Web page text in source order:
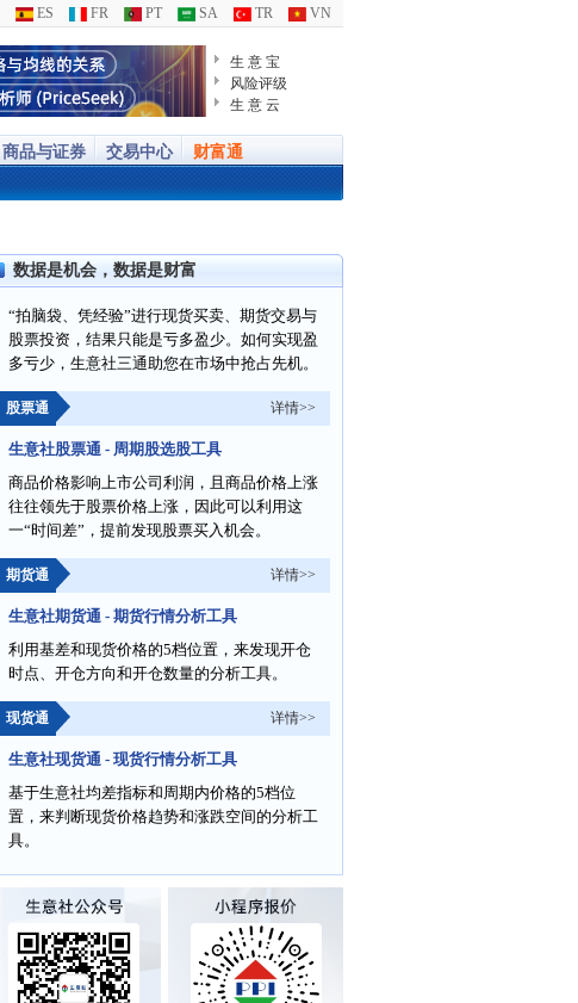
ES FR PT SA TR VN
生 意 宝
风险评级
生 意 云
商品与证券 交易中心 财富通
数据是机会，数据是财富
“拍脑袋、凭经验”进行现货买卖、期货交易与
股票投资，结果只能是亏多盈少。如何实现盈
多亏少，生意社三通助您在市场中抢占先机。
股票通 详情>>
生意社股票通 - 周期股选股工具
商品价格影响上市公司利润，且商品价格上涨
往往领先于股票价格上涨，因此可以利用这
一“时间差”，提前发现股票买入机会。
期货通 详情>>
生意社期货通 - 期货行情分析工具
利用基差和现货价格的5档位置，来发现开仓
时点、开仓方向和开仓数量的分析工具。
现货通 详情>>
生意社现货通 - 现货行情分析工具
基于生意社均差指标和周期内价格的5档位
置，来判断现货价格趋势和涨跌空间的分析工
具。